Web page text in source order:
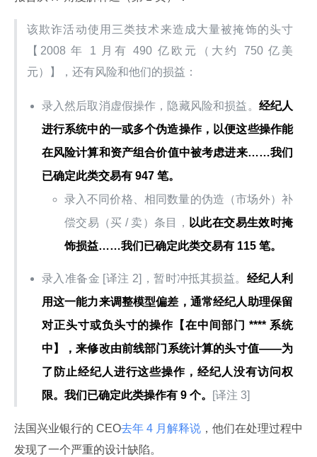
该欺诈活动使用三类技术来造成大量被掩饰的头寸
【2008 年 1 月有 490 亿欧元（大约 750 亿美
元）】，还有风险和他们的损益：
录入然后取消虚假操作，隐藏风险和损益。 经纪人
进行系统中的一或多个伪造操作，以便这些操作能
在风险计算和资产组合价值中被考虑进来……我们
已确定此类交易有 947 笔。
录入不同价格、相同数量的伪造（市场外）补
偿交易（买 / 卖）条目， 以此在交易生效时掩
饰损益……我们已确定此类交易有 115 笔。
录入准备金 [译注 2]，暂时冲抵其损益。 经纪人利
用这一能力来调整模型偏差，通常经纪人助理保留
对正头寸或负头寸的操作【在中间部门 **** 系统
中】，来修改由前线部门系统计算的头寸值——为
了防止经纪人进行这些操作，经纪人没有访问权
限。我们已确定此类操作有 9 个。
[译注 3]
法国兴业银行的 CEO去年 4 月解释说 ，他们在处理过程中
发现了一个严重的设计缺陷。